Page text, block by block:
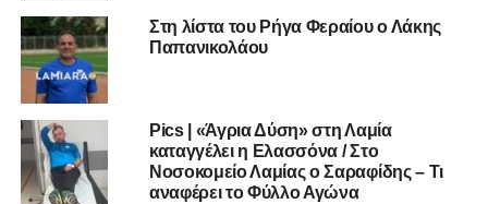
Στη λίστα του Ρήγα Φεραίου ο Λάκης
Παπανικολάου
Pics | «Άγρια Δύση» στη Λαμία
καταγγέλει η Ελασσόνα / Στο
Νοσοκομείο Λαμίας ο Σαραφίδης – Τι
αναφέρει το Φύλλο Αγώνα